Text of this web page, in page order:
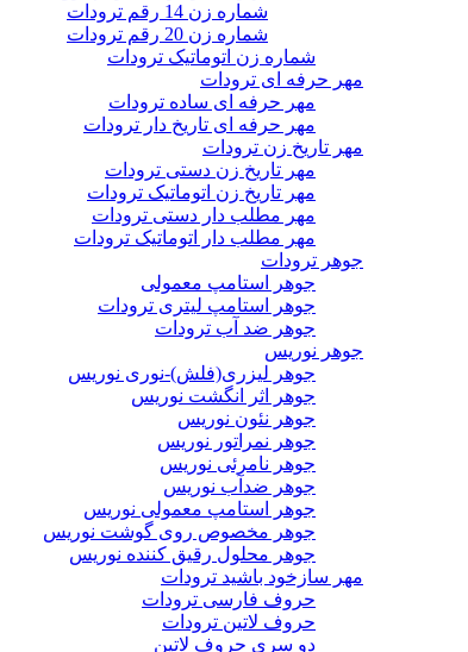
شماره زن 14 رقم ترودات
شماره زن 20 رقم ترودات
شماره زن اتوماتیک ترودات
مهر حرفه ای ترودات
مهر حرفه ای ساده ترودات
مهر حرفه ای تاریخ دار ترودات
مهر تاریخ زن ترودات
مهر تاریخ زن دستی ترودات
مهر تاریخ زن اتوماتیک ترودات
مهر مطلب دار دستی ترودات
مهر مطلب دار اتوماتیک ترودات
جوهر ترودات
جوهر استامپ معمولی
جوهر استامپ لیتری ترودات
جوهر ضد آب ترودات
جوهر نوریس
جوهر لیزری(فلش)-نوری نوریس
جوهر اثر انگشت نوریس
جوهر نئون نوریس
جوهر نمراتور نوریس
جوهر نامرئی نوریس
جوهر ضدآب نوریس
جوهر استامپ معمولی نوریس
جوهر مخصوص روی گوشت نوریس
جوهر محلول رقیق کننده نوریس
مهر سازخود باشید ترودات
حروف فارسی ترودات
حروف لاتین ترودات
دو سری حروف لاتین